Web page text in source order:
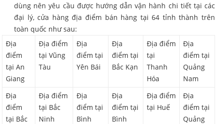
dùng nên yêu cầu được hướng dẫn vận hành chi tiết tại các
đại lý, cửa hàng địa điểm bán hàng tại 64 tỉnh thành trên
toàn quốc như sau:
Địa
điểm
tại An
Giang
Địa điểm
tại Vũng
Tàu
Địa
điểm tại
Yên Bái
Địa
điểm tại
Bắc Kạn
Địa điểm
tại
Thanh
Hóa
Địa
điểm tại
Quảng
Nam
Địa
điểm
tại Bắc
Địa điểm
tại Bắc
Ninh
Địa
điểm tại
Bình
Địa
điểm tại
Bình
Địa điểm
tại Huế
Địa
điểm tại
Quảng